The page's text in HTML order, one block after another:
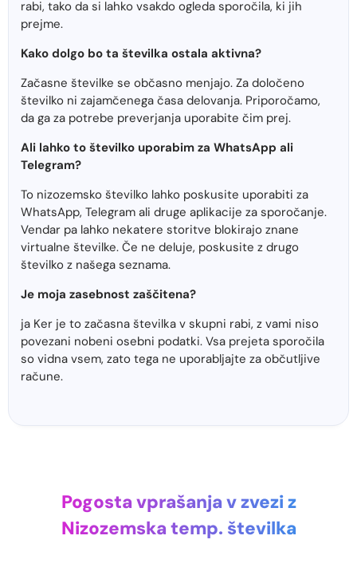
rabi, tako da si lahko vsakdo ogleda sporočila, ki jih
prejme.
Kako dolgo bo ta številka ostala aktivna?
Začasne številke se občasno menjajo. Za določeno
številko ni zajamčenega časa delovanja. Priporočamo,
da ga za potrebe preverjanja uporabite čim prej.
Ali lahko to številko uporabim za WhatsApp ali
Telegram?
To nizozemsko številko lahko poskusite uporabiti za
WhatsApp, Telegram ali druge aplikacije za sporočanje.
Vendar pa lahko nekatere storitve blokirajo znane
virtualne številke. Če ne deluje, poskusite z drugo
številko z našega seznama.
Je moja zasebnost zaščitena?
ja Ker je to začasna številka v skupni rabi, z vami niso
povezani nobeni osebni podatki. Vsa prejeta sporočila
so vidna vsem, zato tega ne uporabljajte za občutljive
račune.
Pogosta vprašanja v zvezi z
Nizozemska temp. številka